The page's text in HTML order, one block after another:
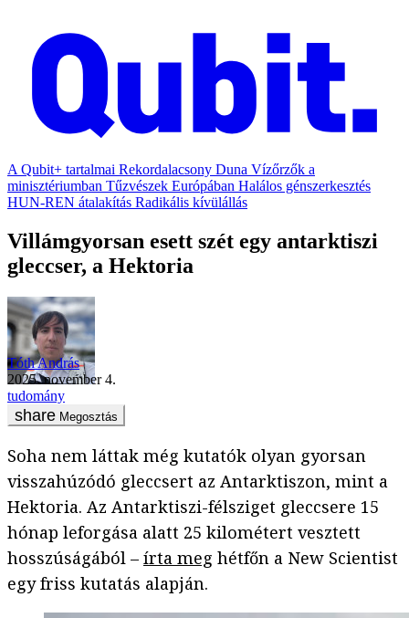
A Qubit+ tartalmai Rekordalacsony Duna Vízőrzők a
minisztériumban Tűzvészek Európában Halálos génszerkesztés
HUN-REN átalakítás Radikális kívülállás
Villámgyorsan esett szét egy antarktiszi
gleccser, a Hektoria
Tóth András
2025. november 4.
tudomány
Megosztás
Soha nem láttak még kutatók olyan gyorsan
visszahúzódó gleccsert az Antarktiszon, mint a
Hektoria. Az Antarktiszi-félsziget gleccsere 15
hónap leforgása alatt 25 kilométert vesztett
hosszúságából – írta meg hétfőn a New Scientist
egy friss kutatás alapján.